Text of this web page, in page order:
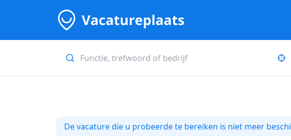
De vacature die u probeerde te bereiken is niet meer